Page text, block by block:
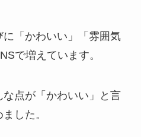
「かわいい」「雰囲気
で増えています。
点が「かわいい」と言
した。